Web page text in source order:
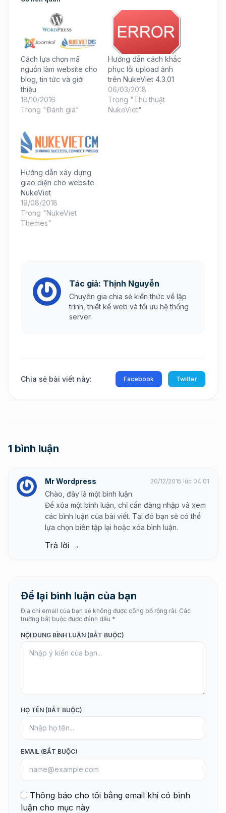
Cách lựa chọn mã
nguồn làm website cho
blog, tin tức và giới
thiệu
18/10/2016
Trong "Đánh giá"
Hướng dẫn cách khắc
phục lỗi upload ảnh
trên NukeViet 4.3.01
06/03/2018
Trong "Thủ thuật
NukeViet"
Hướng dẫn xây dựng
giao diện cho website
NukeViet
19/08/2018
Trong "NukeViet
Themes"
Tác giả: Thịnh Nguyễn
Chuyên gia chia sẻ kiến thức về lập
trình, thiết kế web và tối ưu hệ thống
server.
Chia sẻ bài viết này: Facebook Twitter
1 bình luận
Mr Wordpress 20/12/2015 lúc 04:01
Chào, đây là một bình luận.
Để xóa một bình luận, chỉ cần đăng nhập và xem
các bình luận của bài viết. Tại đó bạn sẽ có thể
lựa chọn biên tập lại hoặc xóa bình luận.
Trả lời →
Để lại bình luận của bạn
Địa chỉ email của bạn sẽ không được công bố rộng rãi. Các
trường bắt buộc được đánh dấu *
NỘI DUNG BÌNH LUẬN (BẮT BUỘC)
HỌ TÊN (BẮT BUỘC)
EMAIL (BẮT BUỘC)
Thông báo cho tôi bằng email khi có bình
luận cho mục này